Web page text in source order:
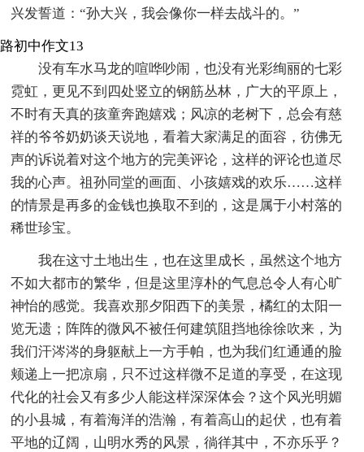
兴发誓道：“孙大兴，我会像你一样去战斗的。”
路初中作文13
没有车水马龙的喧哗吵闹，也没有光彩绚丽的七彩
霓虹，更见不到四处竖立的钢筋丛林，广大的平原上，
不时有天真的孩童奔跑嬉戏；风凉的老树下，总会有慈
祥的爷爷奶奶谈天说地，看着大家满足的面容，彷佛无
声的诉说着对这个地方的完美评论，这样的评论也道尽
我的心声。祖孙同堂的画面、小孩嬉戏的欢乐……这样
的情景是再多的金钱也换取不到的，这是属于小村落的
稀世珍宝。
我在这寸土地出生，也在这里成长，虽然这个地方
不如大都市的繁华，但是这里淳朴的气息总令人有心旷
神怡的感觉。我喜欢那夕阳西下的美景，橘红的太阳一
览无遗；阵阵的微风不被任何建筑阻挡地徐徐吹来，为
我们汗涔涔的身躯献上一方手帕，也为我们红通通的脸
颊递上一把凉扇，只不过这样微不足道的享受，在这现
代化的社会又有多少人能这样深深体会？这个风光明媚
的小县城，有着海洋的浩瀚，有着高山的起伏，也有着
平地的辽阔，山明水秀的风景，徜徉其中，不亦乐乎？